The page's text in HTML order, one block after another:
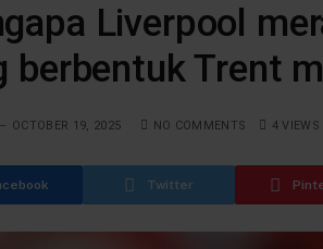
Liverpool
berbentuk Trent
OCTOBER 19, 2025 NO COMMENTS 4VIEWS
Twitter